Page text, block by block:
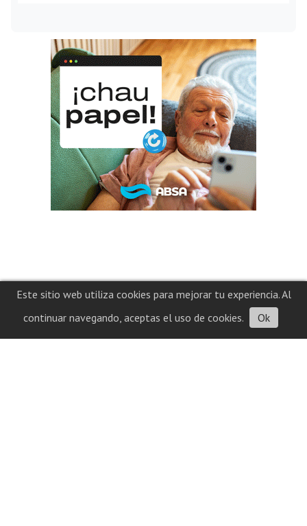
Este sitio web utiliza cookies para mejorar tu experiencia. Al
continuar navegando, aceptas el uso de cookies.
Ok